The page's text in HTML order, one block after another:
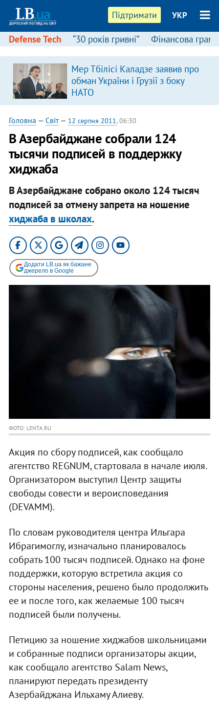
Підтримати УКР
Defense Tech “30 років гривні” Фінансова
Мер Тбілісі Каладзе заявив про
обман України і Грузії з боку
НАТО
Головна — Світ— 12 серпня 2011, 06:30
В Азербайджане собрали 124
тысячи подписей в поддержку
хиджаба
В Азербайджане собрано около 124 тысяч
подписей за отмену запрета на ношение
хиджаба в школах.
Додати LB.ua як бажане
джерело в Google
ФОТО: LENTA.RU
Акция по сбору подписей, как сообщало
агентство REGNUM, стартовала в начале июля.
Организатором выступил Центр защиты
свободы совести и вероисповедания
(DEVAMM).
По словам руководителя центра Ильгара
Ибрагимоглу, изначально планировалось
собрать 100 тысяч подписей. Однако на фоне
поддержки, которую встретила акция со
стороны населения, решено было продолжить
ее и после того, как желаемые 100 тысяч
подписей были получены.
Петицию за ношение хиджабов школьницами
и собранные подписи организаторы акции,
как сообщало агентство Salam News,
планируют передать президенту
Азербайджана Ильхаму Алиеву.